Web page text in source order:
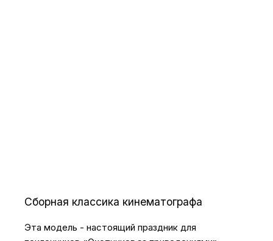
Сборная классика кинематографа
Эта модель - настоящий праздник для